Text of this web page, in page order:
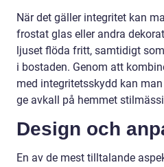
När det gäller integritet kan
frostat glas eller andra
ljuset flöda fritt, samtidigt
i bostaden. Genom att
med integritetsskydd kan
ge avkall på hemmet
Design och
En av de mest tilltalande